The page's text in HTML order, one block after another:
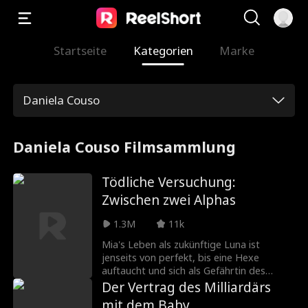
Startseite Kategorien Marke
Daniela Couso
Daniela Couso Filmsammlung
Tödliche Versuchung:
Zwischen zwei Alphas
1.3M
11k
Mia's Leben als zukünftige Luna ist
jenseits von perfekt, bis eine Hexe
auftaucht und sich als Gefährtin des
Alphas vorstellt. Verraten von ihrer
ganzen Familie, mittellos, ohne Rudel und
Der Vertrag des Milliardärs